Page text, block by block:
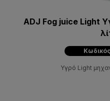
ADJ Fog juice Light
Υγρό Light